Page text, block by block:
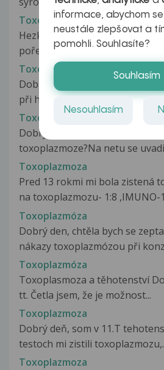
Toxoplazmoza
Hezký den, při porcování
pořezala do prstu. Jsem v...
Toxoplazmoza
Dobrý den, mám 2letého syna
při hře na zahradě měl v
Toxoplazmoza
Dobry den!Ktere leky jsou
toxoplazmoze?Na netu se
Toxoplazmoza
Pred 13 rokmi mi bola zistená
na toxoplazmozu- 1:8 ,IMUNO-
Toxoplazmóza
Dobrý den, chtěla bych se
nákazy toxoplazmózou při
Toxoplazmóza
Toxoplasmoza a těhotenství
tt. Četla jsem, že je možnost...
Toxoplazmoza
Dobrý deň, som v 11.T
testoch mi zistili
Toxoplazmoza
informace, abychom
neustále zlepšovat a
pomohli. Souhlasíte?
Souhlasím
Nesouhlasím